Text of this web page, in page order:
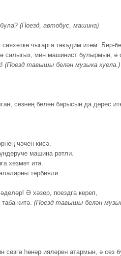
(Поезд, автобус, машина)
чыгарга тәкъдим итәм. Бер-
салыгыз, мин машинист булырмын, ә
(Поезд тавышы белән музыка куела.)
сезнең белән барысын да дөрес
чәчен кисә.
машина рәтли.
хезмәт итә.
тәрбияли.
Ә хәзер, поездга кереп,
китә. (Поезд тавышы белән
сезгә һөнәр ияләрен атармын, ә сез